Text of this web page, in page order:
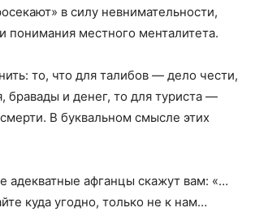
в силу невнимательности,
понимания местного менталитета.
то, что для талибов — дело чести,
бравады и денег, то для туриста —
В буквальном смысле этих
адекватные афганцы скажут вам: «…
куда угодно, только не к нам…